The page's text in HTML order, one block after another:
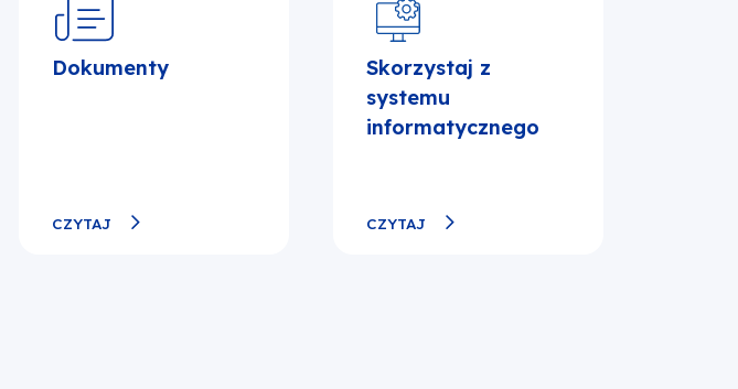
Dokumenty
CZYTAJ
Skorzystaj z
systemu
informatycznego
CZYTAJ